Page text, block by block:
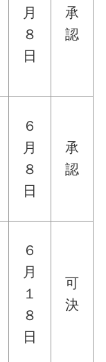
月
８
日
承
認
６
月
８
日
承
認
６
月
１
８
日
可
決